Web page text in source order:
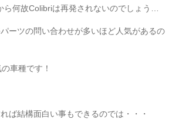
ら何故Colibriは再発されないのでしょう…
ーツの問い合わせが多いほど人気があるの
車種です！
ば結構面白い事もできるのでは・・・